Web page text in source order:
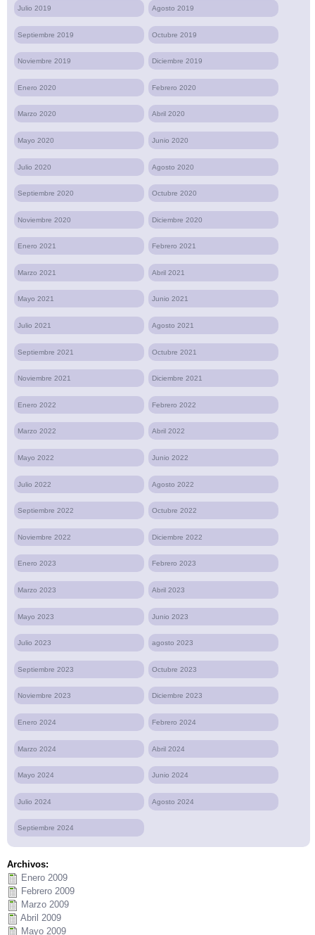
Julio 2019 Agosto 2019
Septiembre 2019 Octubre 2019
Noviembre 2019 Diciembre 2019
Enero 2020 Febrero 2020
Marzo 2020 Abril 2020
Mayo 2020 Junio 2020
Julio 2020 Agosto 2020
Septiembre 2020 Octubre 2020
Noviembre 2020 Diciembre 2020
Enero 2021 Febrero 2021
Marzo 2021 Abril 2021
Mayo 2021 Junio 2021
Julio 2021 Agosto 2021
Septiembre 2021 Octubre 2021
Noviembre 2021 Diciembre 2021
Enero 2022 Febrero 2022
Marzo 2022 Abril 2022
Mayo 2022 Junio 2022
Julio 2022 Agosto 2022
Septiembre 2022 Octubre 2022
Noviembre 2022 Diciembre 2022
Enero 2023 Febrero 2023
Marzo 2023 Abril 2023
Mayo 2023 Junio 2023
Julio 2023 agosto 2023
Septiembre 2023 Octubre 2023
Noviembre 2023 Diciembre 2023
Enero 2024 Febrero 2024
Marzo 2024 Abril 2024
Mayo 2024 Junio 2024
Julio 2024 Agosto 2024
Septiembre 2024
Archivos:
Enero 2009
Febrero 2009
Marzo 2009
Abril 2009
Mayo 2009